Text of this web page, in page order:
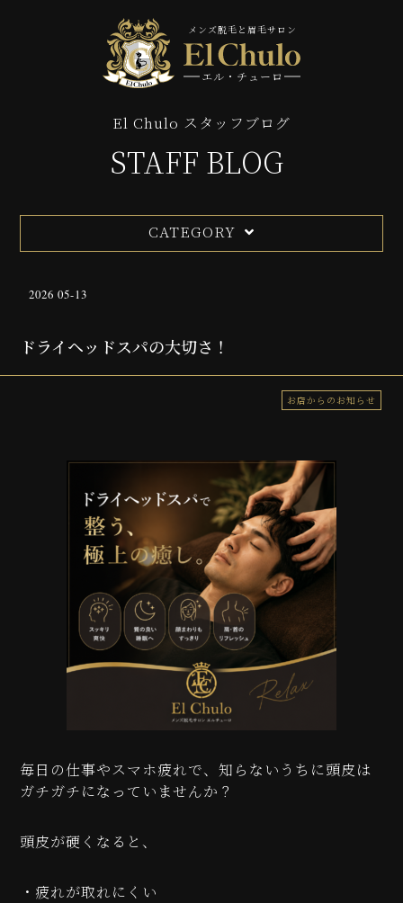
メンズ脱毛と眉毛サロン
エル・チューロ
El Chulo スタッフブログ
STAFF BLOG
CATEGORY
2026 05-13
ドライヘッドスパの大切さ！
お店からのお知らせ
毎日の仕事やスマホ疲れで、知らないうちに頭皮は
ガチガチになっていませんか？
頭皮が硬くなると、
・疲れが取れにくい